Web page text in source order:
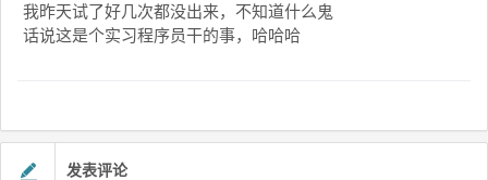
我昨天试了好几次都没出来，不知道什么鬼
话说这是个实习程序员干的事，哈哈哈
发表评论